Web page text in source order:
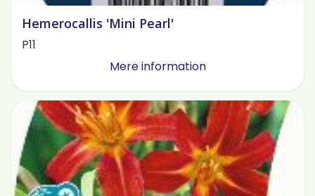
Hemerocallis 'Mini Pearl'
P11
Mere information